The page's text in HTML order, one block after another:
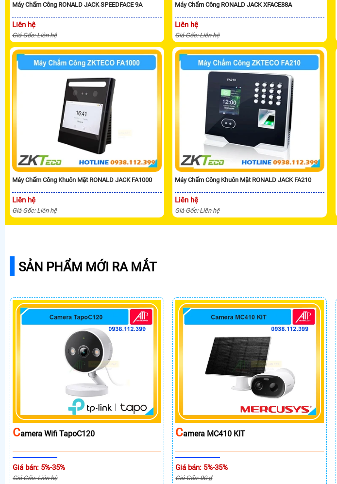
Máy Chấm Công RONALD JACK SPEEDFACE 9A
Liên hệ
Giá Gốc: Liên hệ
Máy Chấm Công RONALD JACK XFACE88A
Liên hệ
Giá Gốc: Liên hệ
Máy Chấm Công Khuôn Mặt RONALD JACK FA1000
Liên hệ
Giá Gốc: Liên hệ
Máy Chấm Công Khuôn Mặt RONALD JACK FA210
Liên hệ
Giá Gốc: Liên hệ
SẢN PHẨM MỚI RA MẮT
CAmera Wifi TapoC120
Giá bán: 5%-35%
Giá Gốc: Liên hệ
CAmera MC410 KIT
Giá bán: 5%-35%
Giá Gốc: 00 ₫